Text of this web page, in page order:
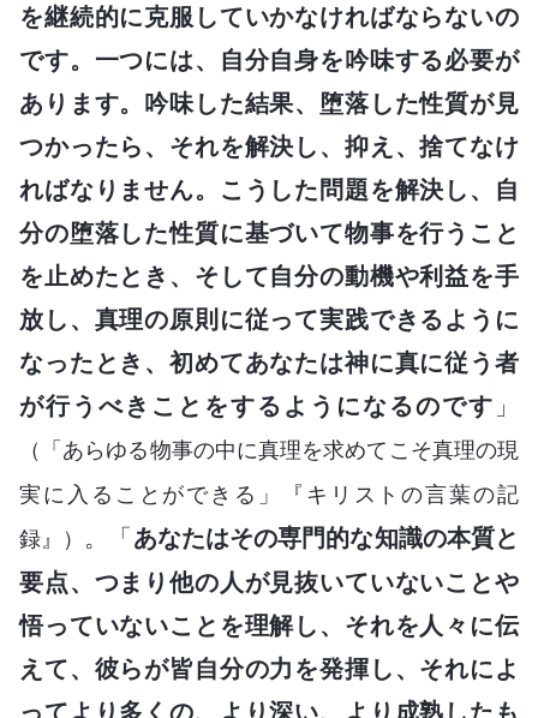
を継続的に克服していかなければならないの
です。一つには、自分自身を吟味する必要が
あります。吟味した結果、堕落した性質が見
つかったら、それを解決し、抑え、捨てなけ
ればなりません。こうした問題を解決し、自
分の堕落した性質に基づいて物事を行うこと
を止めたとき、そして自分の動機や利益を手
放し、真理の原則に従って実践できるように
なったとき、初めてあなたは神に真に従う者
が行うべきことをするようになるのです 」
（「あらゆる物事の中に真理を求めてこそ真理の現
実に入ることができる」『キリストの言葉の記
録』） 。「あなたはその専門的な知識の本質と
要点、つまり他の人が見抜いていないことや
悟っていないことを理解し、それを人々に伝
えて、彼らが皆自分の力を発揮し、それによ
ってより多くの、より深い、より成熟したも